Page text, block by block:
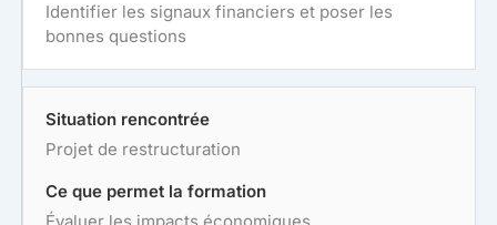
Identifier les signaux financiers et poser les
bonnes questions
Projet de restructuration